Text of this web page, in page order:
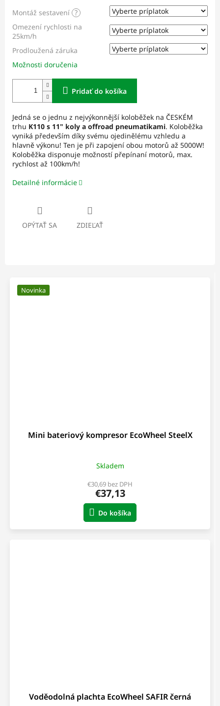
Montáž sestavení ?
Omezení rychlosti na
25km/h
Prodloužená záruka
Možnosti doručenia
Pridať do košíka
Jedná se o jednu z nejvýkonnější koloběžek na ČESKÉM
trhu K110 s 11" koly a offroad pneumatikami. Koloběžka
vyniká především díky svému ojedinělému vzhledu a
hlavně výkonu! Ten je při zapojení obou motorů až 5000W!
Koloběžka disponuje možností přepínaní motorů, max.
rychlost až 100km/h!
Detailné informácie
OPÝTAŤ SA ZDIEĽAŤ
Novinka
Mini bateriový kompresor EcoWheel SteelX
Skladem
€30,69 bez DPH
€37,13
Do košíka
Voděodolná plachta EcoWheel SAFIR černá